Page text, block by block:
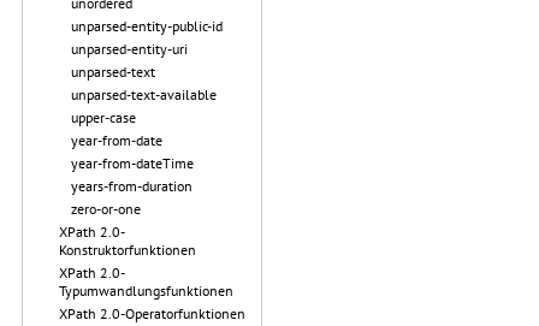
unparsed-entity-public-id
unparsed-entity-uri
unparsed-text
unparsed-text-available
upper-case
year-from-date
year-from-dateTime
years-from-duration
zero-or-one
XPath 2.0-
Konstruktorfunktionen
XPath 2.0-
Typumwandlungsfunktionen
XPath 2.0-Operatorfunktionen